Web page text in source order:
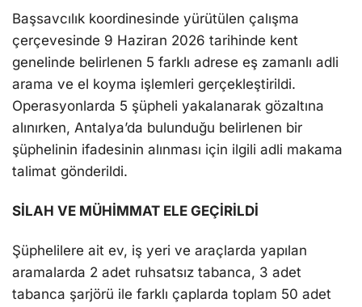
Başsavcılık koordinesinde yürütülen çalışma
çerçevesinde 9 Haziran 2026 tarihinde kent
genelinde belirlenen 5 farklı adrese eş zamanlı adli
arama ve el koyma işlemleri gerçekleştirildi.
Operasyonlarda 5 şüpheli yakalanarak gözaltına
alınırken, Antalya’da bulunduğu belirlenen bir
şüphelinin ifadesinin alınması için ilgili adli makama
talimat gönderildi.
SİLAH VE MÜHİMMAT ELE GEÇİRİLDİ
Şüphelilere ait ev, iş yeri ve araçlarda yapılan
aramalarda 2 adet ruhsatsız tabanca, 3 adet
tabanca şarjörü ile farklı çaplarda toplam 50 adet